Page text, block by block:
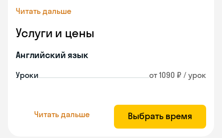
Читать дальше
Услуги и цены
Английский язык
Уроки от 1090 ₽ / урок
Читать дальше Выбрать время